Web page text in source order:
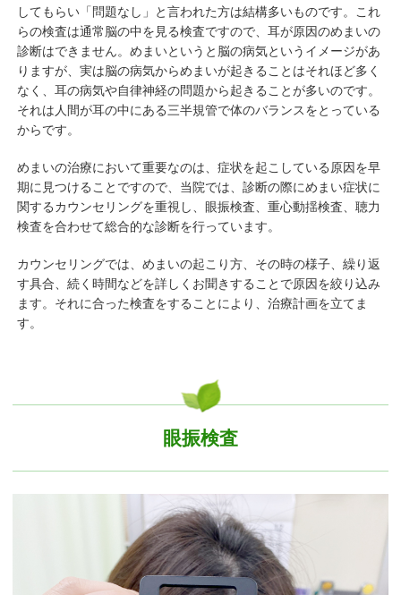
してもらい「問題なし」と言われた方は結構多いものです。これ
らの検査は通常脳の中を見る検査ですので、耳が原因のめまいの
診断はできません。めまいというと脳の病気というイメージがあ
りますが、実は脳の病気からめまいが起きることはそれほど多く
なく、耳の病気や自律神経の問題から起きることが多いのです。
それは人間が耳の中にある三半規管で体のバランスをとっている
からです。
めまいの治療において重要なのは、症状を起こしている原因を早
期に見つけることですので、当院では、診断の際にめまい症状に
関するカウンセリングを重視し、眼振検査、重心動揺検査、聴力
検査を合わせて総合的な診断を行っています。
カウンセリングでは、めまいの起こり方、その時の様子、繰り返
す具合、続く時間などを詳しくお聞きすることで原因を絞り込み
ます。それに合った検査をすることにより、治療計画を立てま
す。
眼振検査